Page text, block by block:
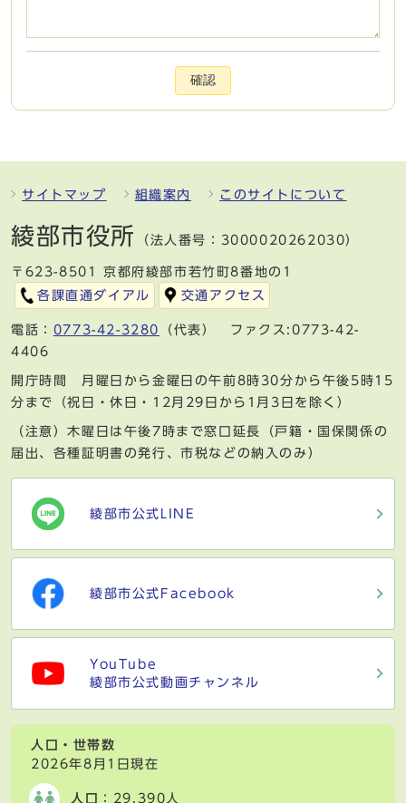
確認
サイトマップ 組織案内 このサイトについて
綾部市役所 （法人番号：3000020262030）
〒623-8501 京都府綾部市若竹町8番地の1
各課直通ダイアル
交通アクセス
電話： 0773-42-3280
（代表） ファクス:0773-42-
4406
開庁時間 月曜日から金曜日の午前8時30分から午後5時15
分まで（祝日・休日・12月29日から1月3日を除く）
（注意）木曜日は午後7時まで窓口延長（戸籍・国保関係の
届出、各種証明書の発行、市税などの納入のみ）
綾部市公式LINE
綾部市公式Facebook
YouTube
綾部市公式動画チャンネル
人口・世帯数
2026年8月1日現在
人口 ：29,390人